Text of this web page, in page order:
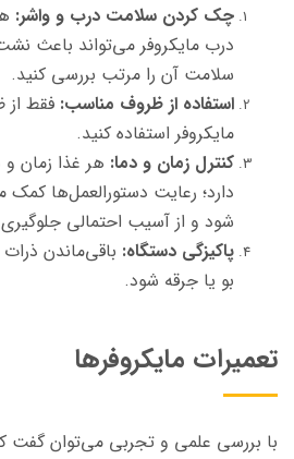
چک کردن سلامت درب و واشر:
درب مایکروفر می‌تواند باعث
سلامت آن را مرتب بررسی کنید.
استفاده از ظروف مناسب: فقط
مایکروفر استفاده کنید.
کنترل زمان و دما: هر غذا زمان
دارد؛ رعایت دستورالعمل‌ها
شود و از آسیب احتمالی
پاکیزگی دستگاه: باقی‌ماندن
بو یا جرقه شود.
تعمیرات مایکروفر‌ها
با بررسی علمی و تجربی می‌توان گفت